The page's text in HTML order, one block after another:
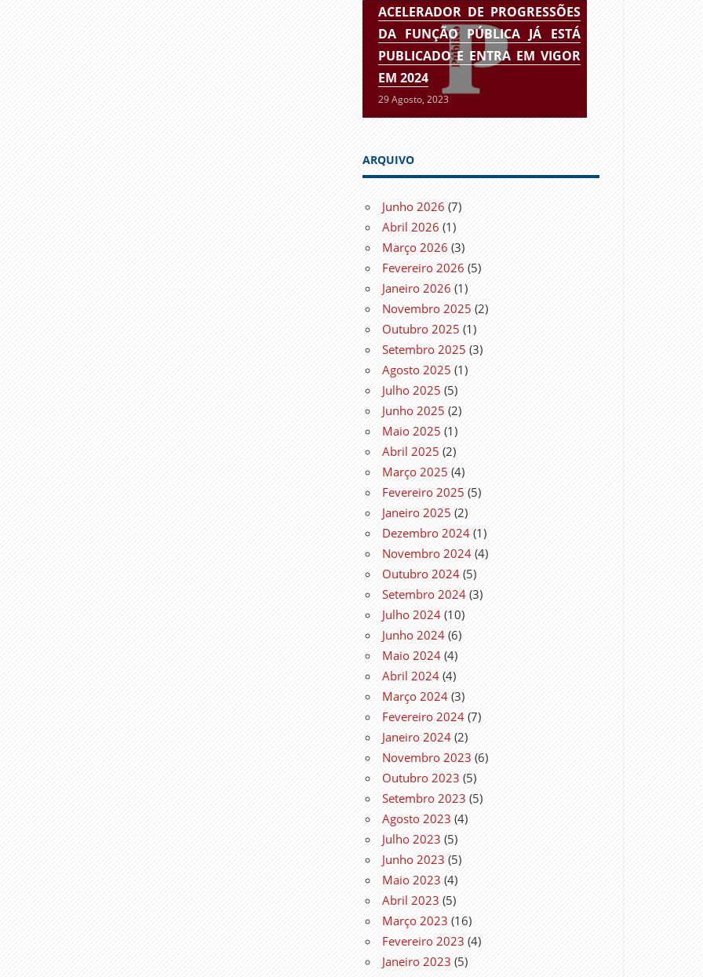
ACELERADOR DE PROGRESSÕES
DA FUNÇÃO PÚBLICA JÁ ESTÁ
PUBLICADO E ENTRA EM VIGOR
EM 2024
29 Agosto, 2023
ARQUIVO
Junho 2026 (7)
Abril 2026 (1)
Março 2026 (3)
Fevereiro 2026 (5)
Janeiro 2026 (1)
Novembro 2025 (2)
Outubro 2025 (1)
Setembro 2025 (3)
Agosto 2025 (1)
Julho 2025 (5)
Junho 2025 (2)
Maio 2025 (1)
Abril 2025 (2)
Março 2025 (4)
Fevereiro 2025 (5)
Janeiro 2025 (2)
Dezembro 2024 (1)
Novembro 2024 (4)
Outubro 2024 (5)
Setembro 2024 (3)
Julho 2024 (10)
Junho 2024 (6)
Maio 2024 (4)
Abril 2024 (4)
Março 2024 (3)
Fevereiro 2024 (7)
Janeiro 2024 (2)
Novembro 2023 (6)
Outubro 2023 (5)
Setembro 2023 (5)
Agosto 2023 (4)
Julho 2023 (5)
Junho 2023 (5)
Maio 2023 (4)
Abril 2023 (5)
Março 2023 (16)
Fevereiro 2023 (4)
Janeiro 2023 (5)